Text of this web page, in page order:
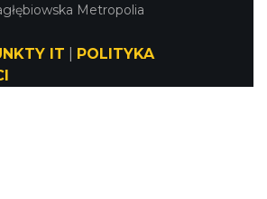
Metropolia
IT
POLITYKA